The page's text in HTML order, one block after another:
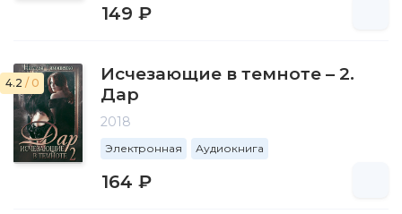
149 ₽
4.2 / 0
Исчезающие в темноте – 2.
Дар
2018
Электронная Аудиокнига
164 ₽